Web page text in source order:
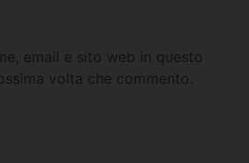
email e sito web in questo
volta che commento.